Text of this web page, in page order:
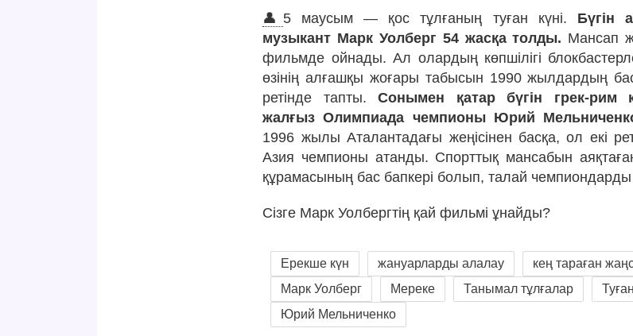
👤 5 маусым — қос тұлғаның туған күні. Бүгін
музыкант Марк Уолберг 54 жасқа толды. Мансап
фильмде ойнады. Ал олардың көпшілігі
өзінің алғашқы жоғары табысын 1990 жылдардың
ретінде тапты.Сонымен қатар бүгін грек-рим
жалғыз Олимпиада чемпионы Юрий
1996 жылы Аталантадағы жеңісінен басқа, ол екі
Азия чемпионы атанды. Спорттық мансабын
құрамасының бас бапкері болып, талай чемпиондарды
Сізге Марк Уолбергтің қай фильмі ұнайды?
Ерекше күн жануарларды алалау кең тараған
Марк Уолберг
Мереке Танымал тұлғалар
Юрий Мельниченко